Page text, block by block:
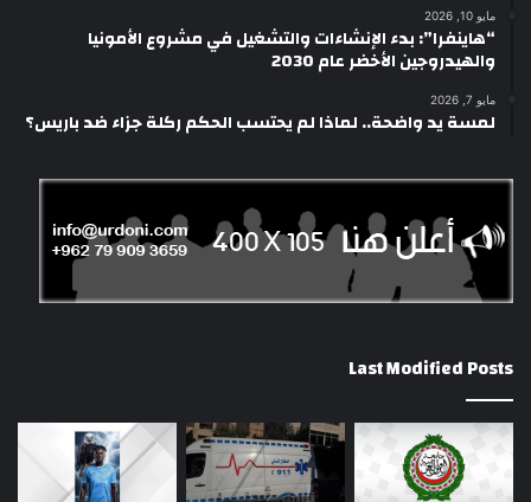
مايو 10, 2026
“هاينفرا”: بدء الإنشاءات والتشغيل في مشروع الأمونيا
والهيدروجين الأخضر عام 2030
مايو 7, 2026
لمسة يد واضحة.. لماذا لم يحتسب الحكم ركلة جزاء ضد باريس؟
Last Modified Posts